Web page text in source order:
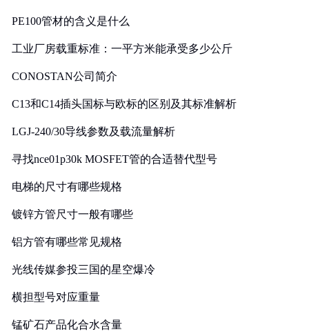
PE100管材的含义是什么
工业厂房载重标准：一平方米能承受多少公斤
CONOSTAN公司简介
C13和C14插头国标与欧标的区别及其标准解析
LGJ-240/30导线参数及载流量解析
寻找nce01p30k MOSFET管的合适替代型号
电梯的尺寸有哪些规格
镀锌方管尺寸一般有哪些
铝方管有哪些常见规格
光线传媒参投三国的星空爆冷
横担型号对应重量
锰矿石产品化合水含量